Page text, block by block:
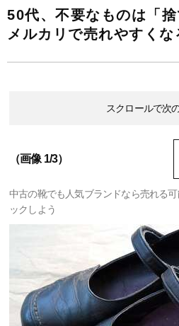
50代、不要なものは「捨
メルカリで売れやすくな
スクロールで次
（画像 1/3）
中古の靴でも人気ブランドなら売れる
ックしよう